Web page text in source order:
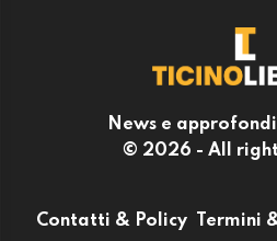
News e
© 2026 - All
Contatti & Policy Termini